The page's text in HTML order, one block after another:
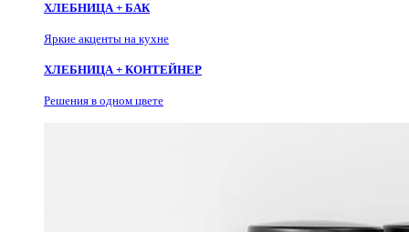
ХЛЕБНИЦА + БАК
Яркие акценты на кухне
ХЛЕБНИЦА + КОНТЕЙНЕР
Решения в одном цвете